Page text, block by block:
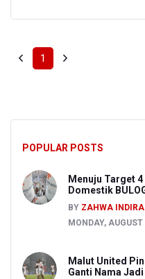
1
POPULAR POSTS
Menuju Target
Domestik
BY ZAHWA INDIRA
MONDAY,
Malut United
Ganti Nama